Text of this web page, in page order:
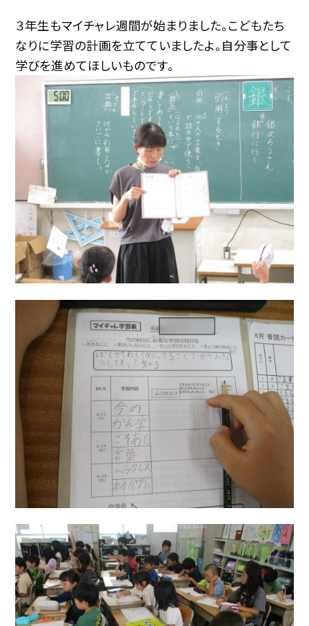
３年生もマイチャレ週間が始まりました。こどもたち
なりに学習の計画を立てていましたよ。自分事として
学びを進めてほしいものです。